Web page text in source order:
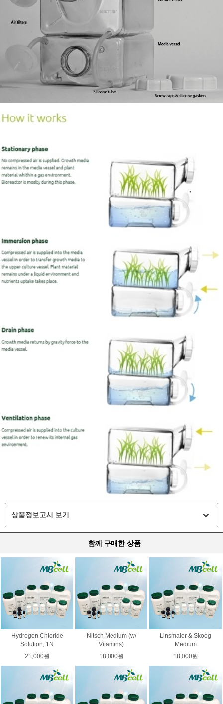
상품정보고시 보기
함께 구매한 상품
Hydrogen Chloride
Solution, 1N
21,000원
Nitsch Medium (w/
Vitamins)
18,000원
Linsmaier & Skoog
Medium
18,000원